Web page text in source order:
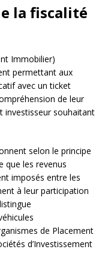
la fiscalité
Immobilier)
permettant aux
avec un ticket
de leur
investisseur souhaitant
selon le principe
que les revenus
imposés entre les
à leur participation
de Placement
d’Investissement